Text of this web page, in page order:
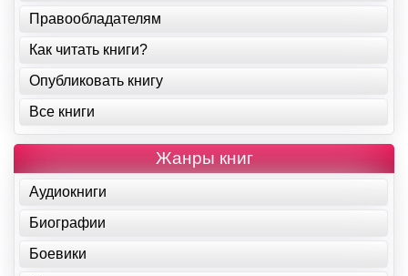
Правообладателям
Как читать книги?
Опубликовать книгу
Все книги
Жанры книг
Аудиокниги
Биографии
Боевики